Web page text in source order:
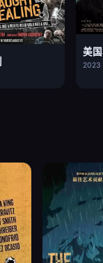
美
2023